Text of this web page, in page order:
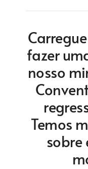
fazer
nosso
Temos
sobre